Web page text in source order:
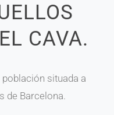
CAVA.
población situada a
de Barcelona.